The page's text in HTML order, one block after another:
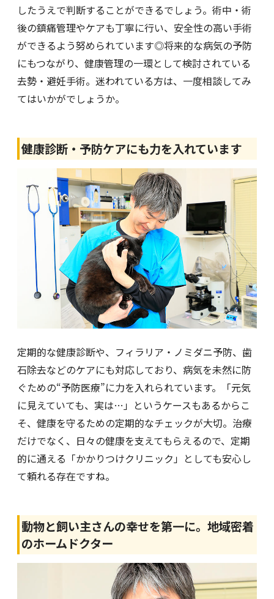
したうえで判断することができるでしょう。術中・術
後の鎮痛管理やケアも丁寧に行い、安全性の高い手術
ができるよう努められています◎将来的な病気の予防
にもつながり、健康管理の一環として検討されている
去勢・避妊手術。迷われている方は、一度相談してみ
てはいかがでしょうか。
健康診断・予防ケアにも力を入れています
定期的な健康診断や、フィラリア・ノミダニ予防、歯
石除去などのケアにも対応しており、病気を未然に防
ぐための“予防医療”に力を入れられています。「元気
に見えていても、実は…」というケースもあるからこ
そ、健康を守るための定期的なチェックが大切。治療
だけでなく、日々の健康を支えてもらえるので、定期
的に通える「かかりつけクリニック」としても安心し
て頼れる存在ですね。
動物と飼い主さんの幸せを第一に。地域密着
のホームドクター